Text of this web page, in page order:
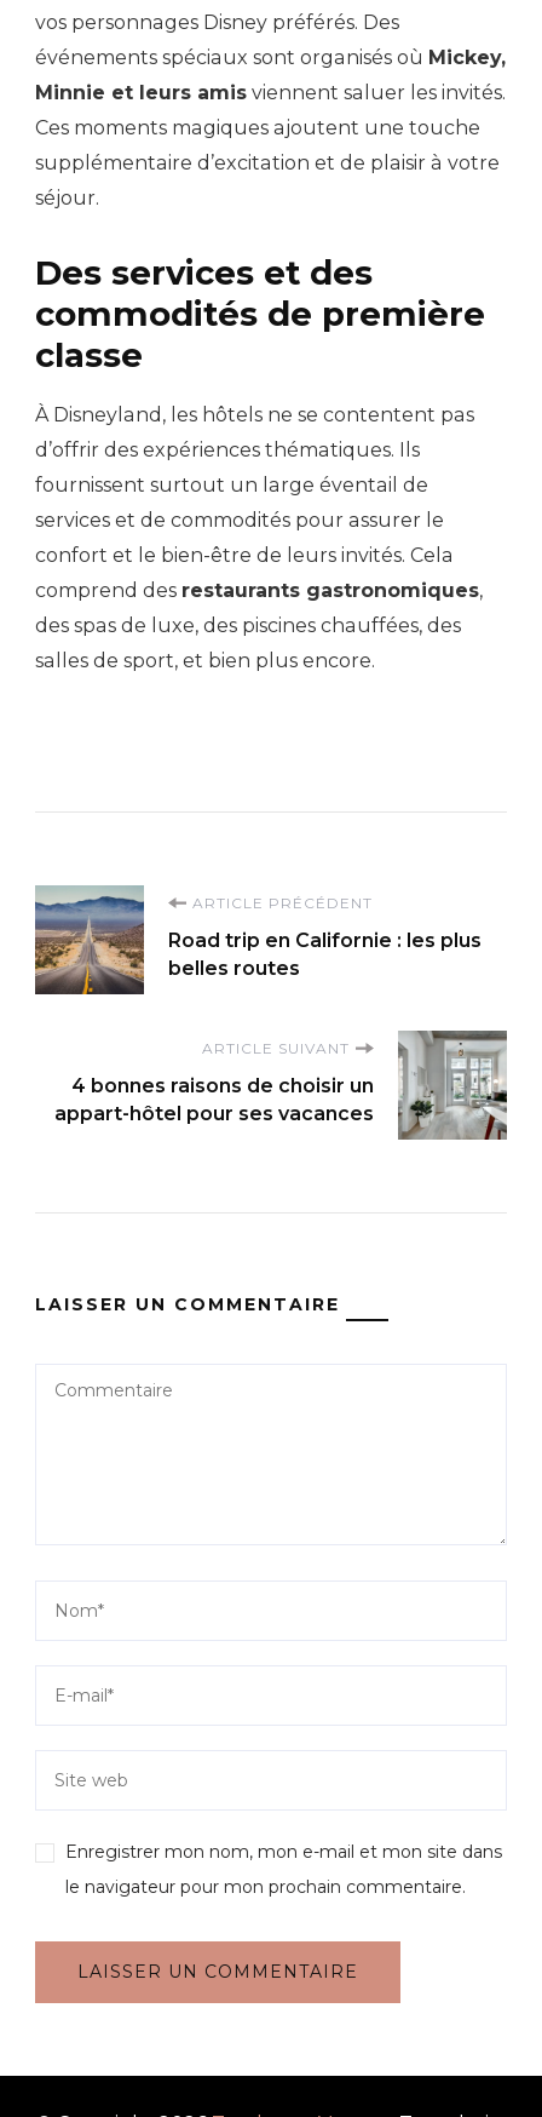
vos personnages Disney préférés. Des
événements spéciaux sont organisés où Mickey,
Minnie et leurs amis viennent saluer les invités.
Ces moments magiques ajoutent une touche
supplémentaire d’excitation et de plaisir à votre
séjour.
Des services et des
commodités de première
classe
À Disneyland, les hôtels ne se contentent pas
d’offrir des expériences thématiques. Ils
fournissent surtout un large éventail de
services et de commodités pour assurer le
confort et le bien-être de leurs invités. Cela
comprend des restaurants gastronomiques,
des spas de luxe, des piscines chauffées, des
salles de sport, et bien plus encore.
Navigation
d'article
ARTICLE PRÉCÉDENT
Road trip en Californie : les plus
belles routes
ARTICLE SUIVANT
4 bonnes raisons de choisir un
appart-hôtel pour ses vacances
LAISSER UN COMMENTAIRE
Enregistrer mon nom, mon e-mail et mon site dans
le navigateur pour mon prochain commentaire.